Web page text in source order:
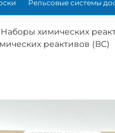
Рельсовые системы
Наборы химических
реактивов (ВС)